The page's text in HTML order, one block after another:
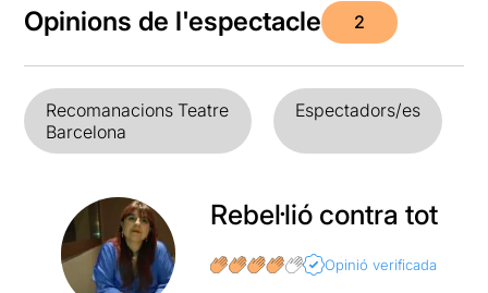
Opinions de l'espectacle 2
Recomanacions Teatre
Barcelona
Espectadors/es
Rebel·lió contra tot
Opinió verificada